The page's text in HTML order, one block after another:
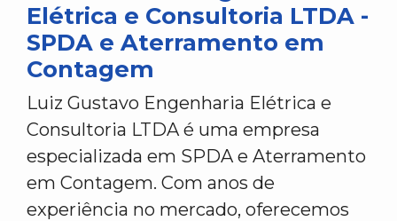
Elétrica e Consultoria LTDA -
SPDA e Aterramento em
Contagem
Luiz Gustavo Engenharia Elétrica e
Consultoria LTDA é uma empresa
especializada em SPDA e Aterramento
em Contagem. Com anos de
experiência no mercado, oferecemos